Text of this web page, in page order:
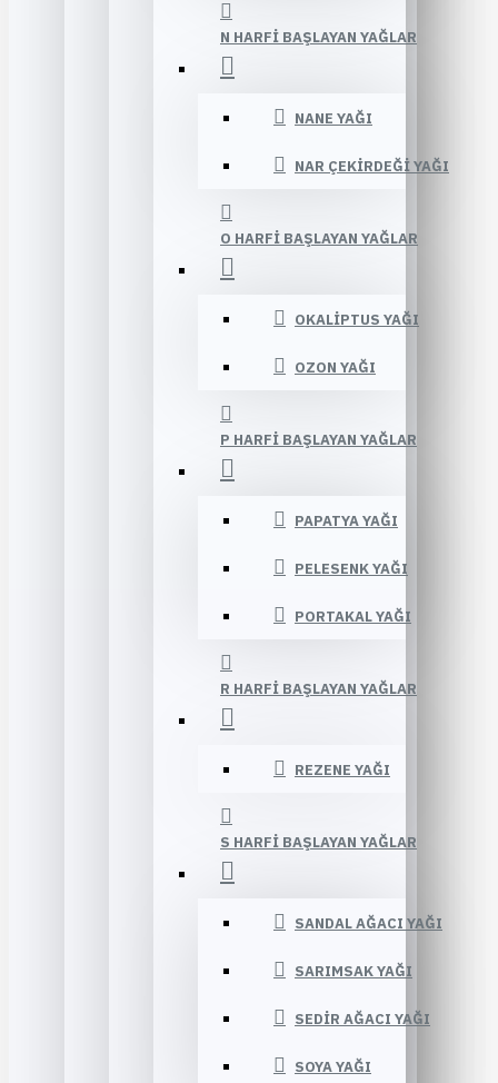
N HARFI BAŞLAYAN YAĞLAR
NANE YAĞI
NAR ÇEKIRDEĞI YAĞI
O HARFI BAŞLAYAN YAĞLAR
OKALIPTUS YAĞI
OZON YAĞI
P HARFI BAŞLAYAN YAĞLAR
PAPATYA YAĞI
PELESENK YAĞI
PORTAKAL YAĞI
R HARFI BAŞLAYAN YAĞLAR
REZENE YAĞI
S HARFI BAŞLAYAN YAĞLAR
SANDAL AĞACI YAĞI
SARIMSAK YAĞI
SEDIR AĞACI YAĞI
SOYA YAĞI